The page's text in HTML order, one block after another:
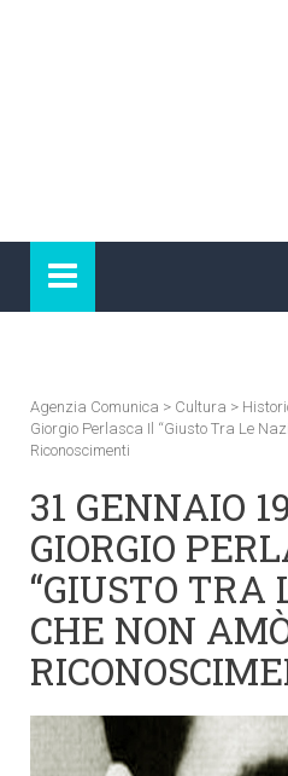
Agenzia Comunica > Cultura >
Giorgio Perlasca Il “Giusto Tra Le
Riconoscimenti
31 GENNAIO
GIORGIO
“GIUSTO TRA
CHE NON